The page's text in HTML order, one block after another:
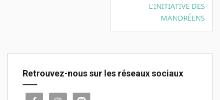
L’INITIATIVE DES
MANDRÉENS
Retrouvez-nous sur les réseaux sociaux